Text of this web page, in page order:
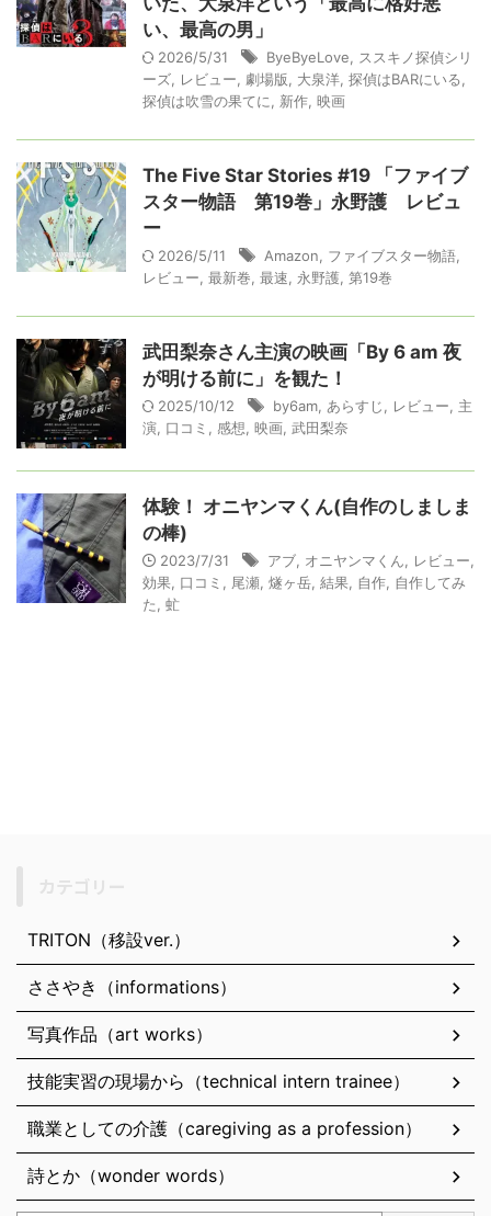
い、最高の男」
2026/5/31 ByeByeLove
ススキノ探偵シリ
ーズ
レビュー 劇場版 大泉洋 探偵はBARにいる
探偵は吹雪の果てに
新作 映画
The Five Star Stories #19 「ファイブ
スター物語 第19巻」永野護 レビュ
ー
2026/5/11 Amazon ファイブスター物語
レビュー 最新巻 最速 永野護 第19巻
武田梨奈さん主演の映画「By 6 am 夜
が明ける前に」を観た！
2025/10/12 by6am あらすじ レビュー
主
演 口コミ 感想 映画 武田梨奈
体験！ オニヤンマくん(自作のしましま
の棒)
2023/7/31 アブ オニヤンマくん レビュー
効果 口コミ 尾瀬 燧ヶ岳 結果 自作 自作してみ
た
虻
TRITON（移設ver.）
ささやき（informations）
写真作品（art works）
技能実習の現場から（technical intern trainee）
職業としての介護（caregiving as a profession）
詩とか（wonder words）